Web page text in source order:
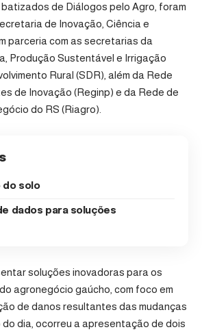
de Diálogos pelo Agro, foram
de Inovação, Ciência e
parceria com as secretarias da
Produção Sustentável e Irrigação
Rural (SDR), além da Rede
de Inovação (Reginp) e da Rede de
do RS (Riagro).
do solo
dados para soluções
soluções inovadoras para os
agronegócio gaúcho, com foco em
de danos resultantes das mudanças
do dia, ocorreu a apresentação de dois